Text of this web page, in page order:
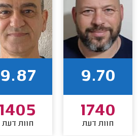
9.70
1740
חוות דעת
9.87
1405
חוות דעת